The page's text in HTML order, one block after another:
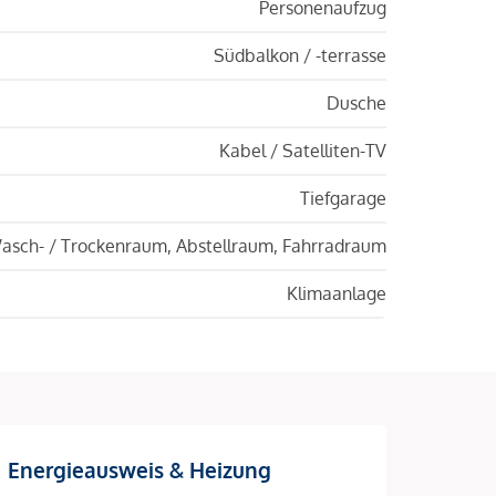
Personenaufzug
Südbalkon / -terrasse
Dusche
Kabel / Satelliten-TV
Tiefgarage
/ Trockenraum, Abstellraum, Fahrradraum
Klimaanlage
Energieausweis & Heizung